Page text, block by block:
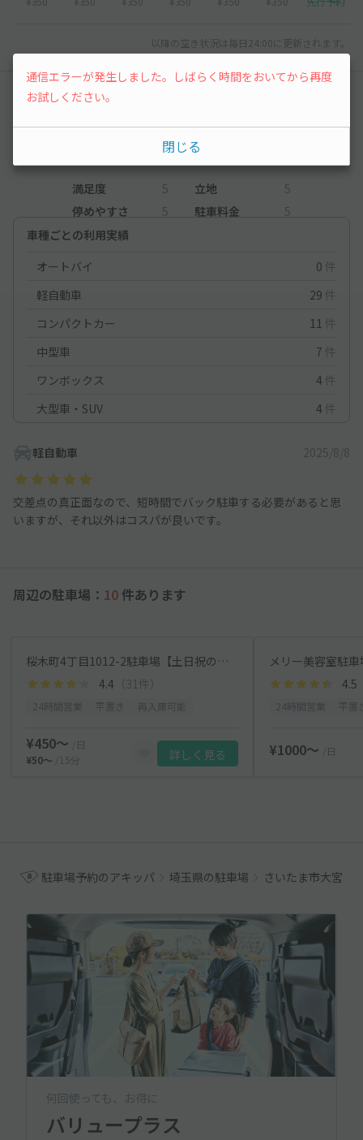
以降の空き状況は毎日24:00に更新されます。
レビュー
満足度 5 立地
5
停めやすさ
5 駐車料金
5
車種ごとの利用実績
オートバイ
0 件
軽自動車
29 件
コンパクトカー
11 件
中型車
7 件
ワンボックス
4 件
大型車・SUV
4 件
軽自動車 2025/8/8
交差点の真正面なので、短時間でバック駐車する必要があると思
いますが、それ以外はコスパが良いです。
周辺の駐車場： 10 件あります
桜木町4丁目1012-2駐車場【土日祝のみ】
4.4 （31件）
¥450〜
/日
¥50〜
/15分 詳しく見る
メリー美容室駐車
4.5
¥1000〜 /日
駐車場予約のアキッパ 埼玉県の駐車場 さいたま市大宮区
通信エラーが発生しました。しばらく時間をおいてから再度
お試しください。
閉じる
何回使っても、お得に
バリュープラス